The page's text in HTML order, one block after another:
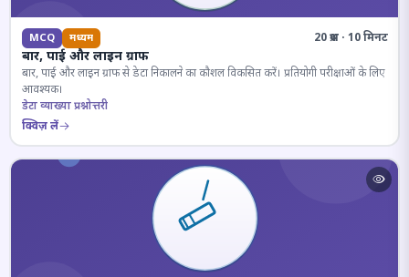
MCQ मध्यम 20 प्रश्न · 10 मिनट
बार, पाई और लाइन ग्राफ
बार, पाई और लाइन ग्राफ से डेटा निकालने का कौशल विकसित करें। प्रतियोगी परीक्षाओं के लिए
आवश्यक।
डेटा व्याख्या प्रश्नोत्तरी
क्विज़ लें